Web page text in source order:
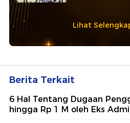
Lihat
Berita Terkait
6 Hal Tentang Dugaan
hingga Rp 1 M oleh Eks